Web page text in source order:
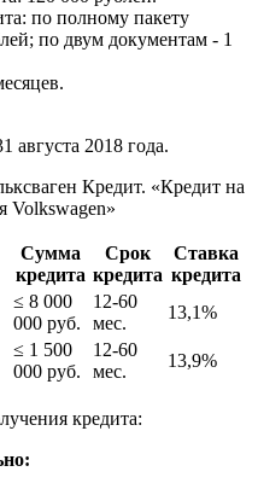
по полному пакету
по двум документам - 1
августа 2018 года.
Кредит. «Кредит на
Volkswagen»
Сумма
кредита
Срок
кредита
Ставка
кредита
≤ 8 000
000 руб.
12-60
мес.
13,1%
≤ 1 500
000 руб.
12-60
мес.
13,9%
кредита: